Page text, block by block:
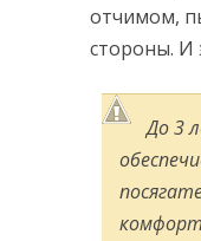
отчимом,
стороны. И
До 3